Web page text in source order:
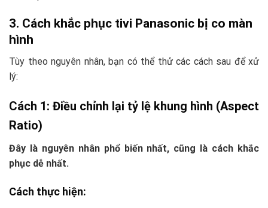
3. Cách khắc phục tivi Panasonic bị co màn
hình
Tùy theo nguyên nhân, bạn có thể thử các cách sau để xử
lý:
Cách 1: Điều chỉnh lại tỷ lệ khung hình (Aspect
Ratio)
Đây là nguyên nhân phổ biến nhất, cũng là cách khắc
phục dễ nhất.
Cách thực hiện: